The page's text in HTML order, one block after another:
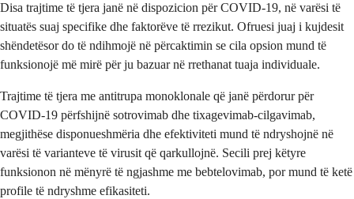
Disa trajtime të tjera janë në dispozicion për COVID-19, në varësi të
situatës suaj specifike dhe faktorëve të rrezikut. Ofruesi juaj i kujdesit
shëndetësor do të ndihmojë në përcaktimin se cila opsion mund të
funksionojë më mirë për ju bazuar në rrethanat tuaja individuale.
Trajtime të tjera me antitrupa monoklonale që janë përdorur për
COVID-19 përfshijnë sotrovimab dhe tixagevimab-cilgavimab,
megjithëse disponueshmëria dhe efektiviteti mund të ndryshojnë në
varësi të varianteve të virusit që qarkullojnë. Secili prej këtyre
funksionon në mënyrë të ngjashme me bebtelovimab, por mund të ketë
profile të ndryshme efikasiteti.